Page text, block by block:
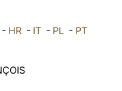
HR- IT- PL- PT